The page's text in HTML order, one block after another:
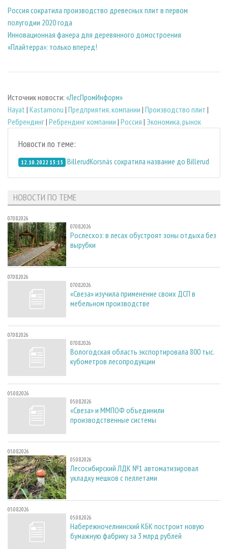
Россия сократила производство древесных плит в первом
полугодии 2020 года
Инновационная фанера для деревянного домостроения
«Плайтерра»: только вперед!
Источник новости: «ЛесПромИнформ»
Hayat | Kastamonu | Предприятия, компании | Производство плит |
Ребрендинг| Ребрендинг компании | Россия | Экономика, рынок
Новости по теме:
12.10.2022 13:15 BillerudKorsnäs сократила название до Billerud
НОВОСТИ ПО ТЕМЕ
07.08.2026
07.08.2026
Рослесхоз: в лесах обустроят зоны отдыха без
вырубки
07.08.2026
07.08.2026
«Свеза» изучила применение своих ДСП в
мебельном производстве
07.08.2026
07.08.2026
Вологодская область экспортировала 800 тыс.
кубометров лесопродукции
05.08.2026
05.08.2026
«Свеза» и ММПОФ объединили
производственные системы
05.08.2026
05.08.2026
Лесосибирский ЛДК №1 автоматизировал
укладку мешков с пеллетами
05.08.2026
05.08.2026
Набережночелнинский КБК построит новую
бумажную фабрику за 3 млрд рублей